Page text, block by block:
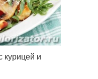
курицей и